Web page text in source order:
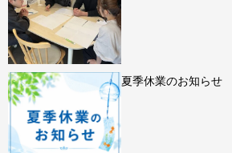
夏季休業のお知らせ